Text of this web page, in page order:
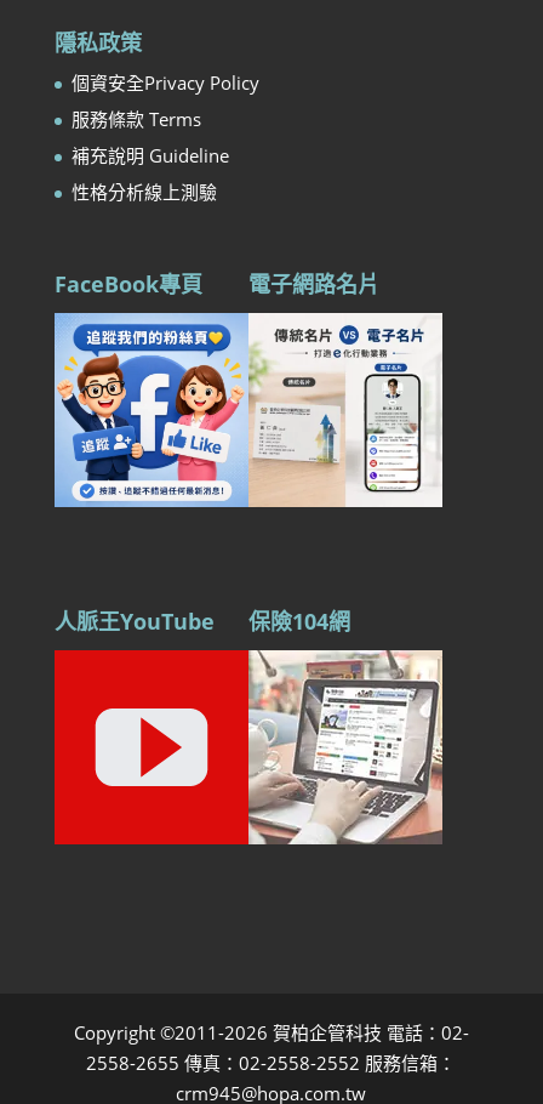
隱私政策
個資安全Privacy Policy
服務條款 Terms
補充說明 Guideline
性格分析線上測驗
FaceBook專頁 電子網路名片
人脈王YouTube 保險104網
Copyright ©2011-2026 賀柏企管科技 電話：02-
2558-2655 傳真：02-2558-2552 服務信箱：
crm945@hopa.com.tw